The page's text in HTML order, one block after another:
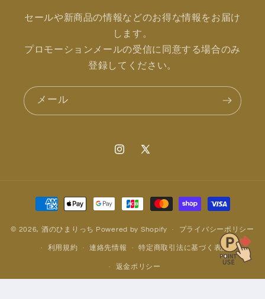
セールや新商品の情報などのお得な情報をお届け
します。
プロモーションメールの受信に同意する場合のみ
登録してください。
メール
Instagram
X
決
済
方
法
© 2026, 酒のひまりっち Powered by Shopify プライバシーポリシー
利用規約 連絡先情報 特定商取引法に基づく表記
返金ポリシー